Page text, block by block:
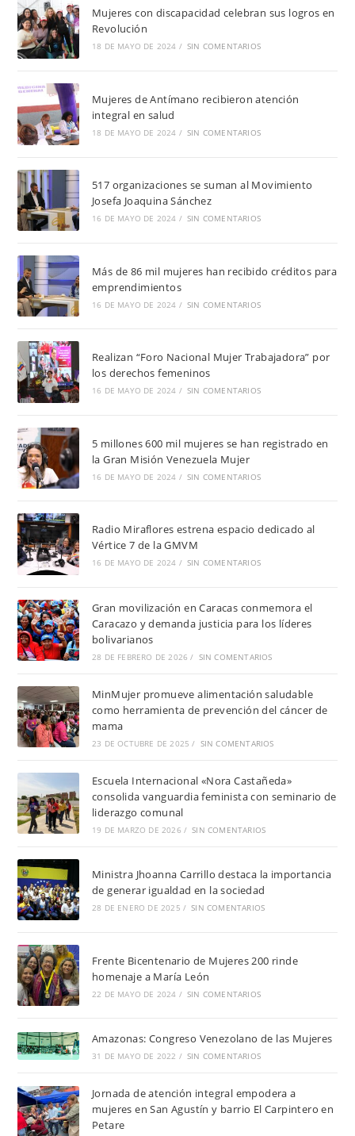
Mujeres con discapacidad celebran sus logros en
Revolución
18 DE MAYO DE 2024 / SIN COMENTARIOS
Mujeres de Antímano recibieron atención
integral en salud
18 DE MAYO DE 2024 / SIN COMENTARIOS
517 organizaciones se suman al Movimiento
Josefa Joaquina Sánchez
16 DE MAYO DE 2024 / SIN COMENTARIOS
Más de 86 mil mujeres han recibido créditos para
emprendimientos
16 DE MAYO DE 2024 / SIN COMENTARIOS
Realizan “Foro Nacional Mujer Trabajadora” por
los derechos femeninos
16 DE MAYO DE 2024 / SIN COMENTARIOS
5 millones 600 mil mujeres se han registrado en
la Gran Misión Venezuela Mujer
16 DE MAYO DE 2024 / SIN COMENTARIOS
Radio Miraflores estrena espacio dedicado al
Vértice 7 de la GMVM
16 DE MAYO DE 2024 / SIN COMENTARIOS
Gran movilización en Caracas conmemora el
Caracazo y demanda justicia para los líderes
bolivarianos
28 DE FEBRERO DE 2026 / SIN COMENTARIOS
MinMujer promueve alimentación saludable
como herramienta de prevención del cáncer de
mama
23 DE OCTUBRE DE 2025 / SIN COMENTARIOS
Escuela Internacional «Nora Castañeda»
consolida vanguardia feminista con seminario de
liderazgo comunal
19 DE MARZO DE 2026 / SIN COMENTARIOS
Ministra Jhoanna Carrillo destaca la importancia
de generar igualdad en la sociedad
28 DE ENERO DE 2025 / SIN COMENTARIOS
Frente Bicentenario de Mujeres 200 rinde
homenaje a María León
22 DE MAYO DE 2024 / SIN COMENTARIOS
Amazonas: Congreso Venezolano de las Mujeres
31 DE MAYO DE 2022 / SIN COMENTARIOS
Jornada de atención integral empodera a
mujeres en San Agustín y barrio El Carpintero en
Petare